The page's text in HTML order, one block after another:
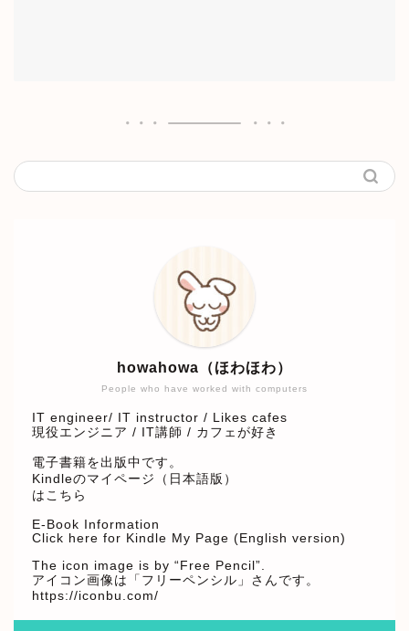
People who have worked with computers
howahowa（ほわほわ）
IT engineer/ IT instructor / Likes cafes
現役エンジニア / IT講師 / カフェが好き
電子書籍を出版中です。
Kindleのマイページ（日本語版）
はこちら
E-Book Information
Click here for Kindle My Page (English version)
The icon image is by “Free Pencil”.
アイコン画像は「フリーペンシル」さんです。
https://iconbu.com/